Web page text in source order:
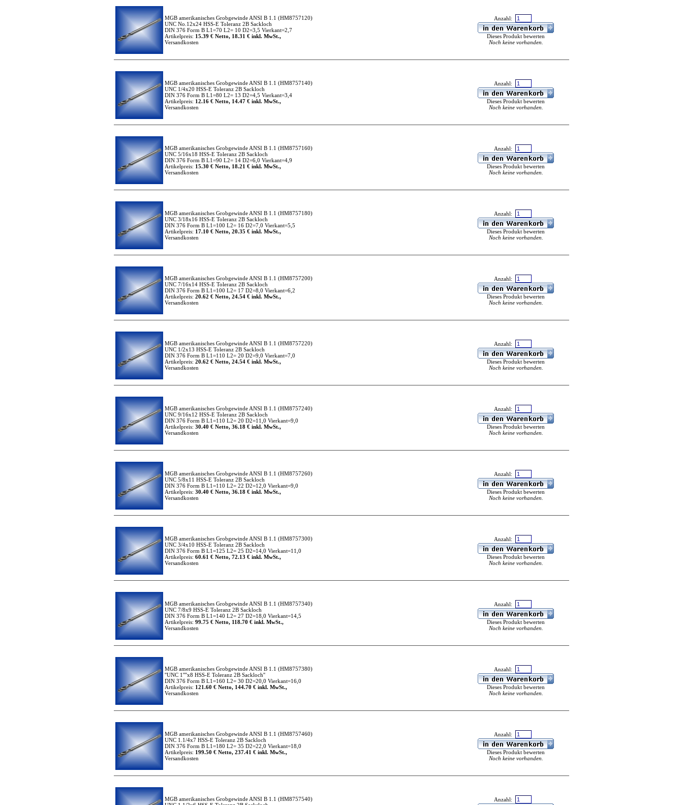
MGB amerikanisches Grobgewinde ANSI B 1.1 (HM8757120)
UNC No.12x24 HSS-E Toleranz 2B Sackloch
DIN 376 Form B L1=70 L2= 10 D2=3,5 Vierkant=2,7
Artikelpreis: 15.39 € Netto, 18.31 € inkl. MwSt.,
Versandkosten
Anzahl:
Dieses Produkt bewerten
Noch keine vorhanden.
MGB amerikanisches Grobgewinde ANSI B 1.1 (HM8757140)
UNC 1/4x20 HSS-E Toleranz 2B Sackloch
DIN 376 Form B L1=80 L2= 13 D2=4,5 Vierkant=3,4
Artikelpreis: 12.16 € Netto, 14.47 € inkl. MwSt.,
Versandkosten
Anzahl:
Dieses Produkt bewerten
Noch keine vorhanden.
MGB amerikanisches Grobgewinde ANSI B 1.1 (HM8757160)
UNC 5/16x18 HSS-E Toleranz 2B Sackloch
DIN 376 Form B L1=90 L2= 14 D2=6,0 Vierkant=4,9
Artikelpreis: 15.30 € Netto, 18.21 € inkl. MwSt.,
Versandkosten
Anzahl:
Dieses Produkt bewerten
Noch keine vorhanden.
MGB amerikanisches Grobgewinde ANSI B 1.1 (HM8757180)
UNC 3/18x16 HSS-E Toleranz 2B Sackloch
DIN 376 Form B L1=100 L2= 16 D2=7,0 Vierkant=5,5
Artikelpreis: 17.10 € Netto, 20.35 € inkl. MwSt.,
Versandkosten
Anzahl:
Dieses Produkt bewerten
Noch keine vorhanden.
MGB amerikanisches Grobgewinde ANSI B 1.1 (HM8757200)
UNC 7/16x14 HSS-E Toleranz 2B Sackloch
DIN 376 Form B L1=100 L2= 17 D2=8,0 Vierkant=6,2
Artikelpreis: 20.62 € Netto, 24.54 € inkl. MwSt.,
Versandkosten
Anzahl:
Dieses Produkt bewerten
Noch keine vorhanden.
MGB amerikanisches Grobgewinde ANSI B 1.1 (HM8757220)
UNC 1/2x13 HSS-E Toleranz 2B Sackloch
DIN 376 Form B L1=110 L2= 20 D2=9,0 Vierkant=7,0
Artikelpreis: 20.62 € Netto, 24.54 € inkl. MwSt.,
Versandkosten
Anzahl:
Dieses Produkt bewerten
Noch keine vorhanden.
MGB amerikanisches Grobgewinde ANSI B 1.1 (HM8757240)
UNC 9/16x12 HSS-E Toleranz 2B Sackloch
DIN 376 Form B L1=110 L2= 20 D2=11,0 Vierkant=9,0
Artikelpreis: 30.40 € Netto, 36.18 € inkl. MwSt.,
Versandkosten
Anzahl:
Dieses Produkt bewerten
Noch keine vorhanden.
MGB amerikanisches Grobgewinde ANSI B 1.1 (HM8757260)
UNC 5/8x11 HSS-E Toleranz 2B Sackloch
DIN 376 Form B L1=110 L2= 22 D2=12,0 Vierkant=9,0
Artikelpreis: 30.40 € Netto, 36.18 € inkl. MwSt.,
Versandkosten
Anzahl:
Dieses Produkt bewerten
Noch keine vorhanden.
MGB amerikanisches Grobgewinde ANSI B 1.1 (HM8757300)
UNC 3/4x10 HSS-E Toleranz 2B Sackloch
DIN 376 Form B L1=125 L2= 25 D2=14,0 Vierkant=11,0
Artikelpreis: 60.61 € Netto, 72.13 € inkl. MwSt.,
Versandkosten
Anzahl:
Dieses Produkt bewerten
Noch keine vorhanden.
MGB amerikanisches Grobgewinde ANSI B 1.1 (HM8757340)
UNC 7/8x9 HSS-E Toleranz 2B Sackloch
DIN 376 Form B L1=140 L2= 27 D2=18,0 Vierkant=14,5
Artikelpreis: 99.75 € Netto, 118.70 € inkl. MwSt.,
Versandkosten
Anzahl:
Dieses Produkt bewerten
Noch keine vorhanden.
MGB amerikanisches Grobgewinde ANSI B 1.1 (HM8757380)
''UNC 1''''x8 HSS-E Toleranz 2B Sackloch''
DIN 376 Form B L1=160 L2= 30 D2=20,0 Vierkant=16,0
Artikelpreis: 121.60 € Netto, 144.70 € inkl. MwSt.,
Versandkosten
Anzahl:
Dieses Produkt bewerten
Noch keine vorhanden.
MGB amerikanisches Grobgewinde ANSI B 1.1 (HM8757460)
UNC 1.1/4x7 HSS-E Toleranz 2B Sackloch
DIN 376 Form B L1=180 L2= 35 D2=22,0 Vierkant=18,0
Artikelpreis: 199.50 € Netto, 237.41 € inkl. MwSt.,
Versandkosten
Anzahl:
Dieses Produkt bewerten
Noch keine vorhanden.
MGB amerikanisches Grobgewinde ANSI B 1.1 (HM8757540)
Anzahl: